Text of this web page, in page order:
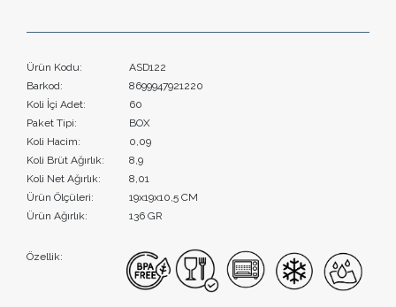
Ürün Kodu:
ASD122
Barkod:
8699947921220
Koli İçi Adet:
60
Paket Tipi:
BOX
Koli Hacim:
0,09
Koli Brüt Ağırlık:
8,9
Koli Net Ağırlık:
8,01
Ürün Ölçüleri:
19x19x10,5 CM
Ürün Ağırlık:
136 GR
Özellik: